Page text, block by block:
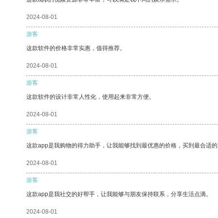
2024-08-01
游客
这款软件的价格非常实惠，值得推荐。
2024-08-01
游客
这款软件的设计非常人性化，使用起来非常方便。
2024-08-01
游客
这款app是我购物的得力助手，让我能够找到最优惠的价格，买到最合适
2024-08-01
游客
这款app是我社交的好帮手，让我能够与朋友保持联系，分享生活点滴。
2024-08-01